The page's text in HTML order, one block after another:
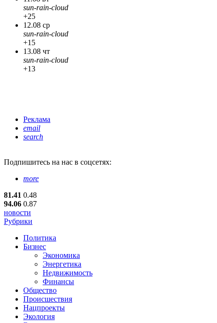
sun-rain-cloud
+25
12.08 ср
sun-rain-cloud
+15
13.08 чт
sun-rain-cloud
+13
Реклама
email
search
Подпишитесь на нас в соцсетях:
more
81.41 0.48
94.06 0.87
новости
Рубрики
Политика
Бизнес
Экономика
Энергетика
Недвижимость
Финансы
Общество
Происшествия
Нацпроекты
Экология